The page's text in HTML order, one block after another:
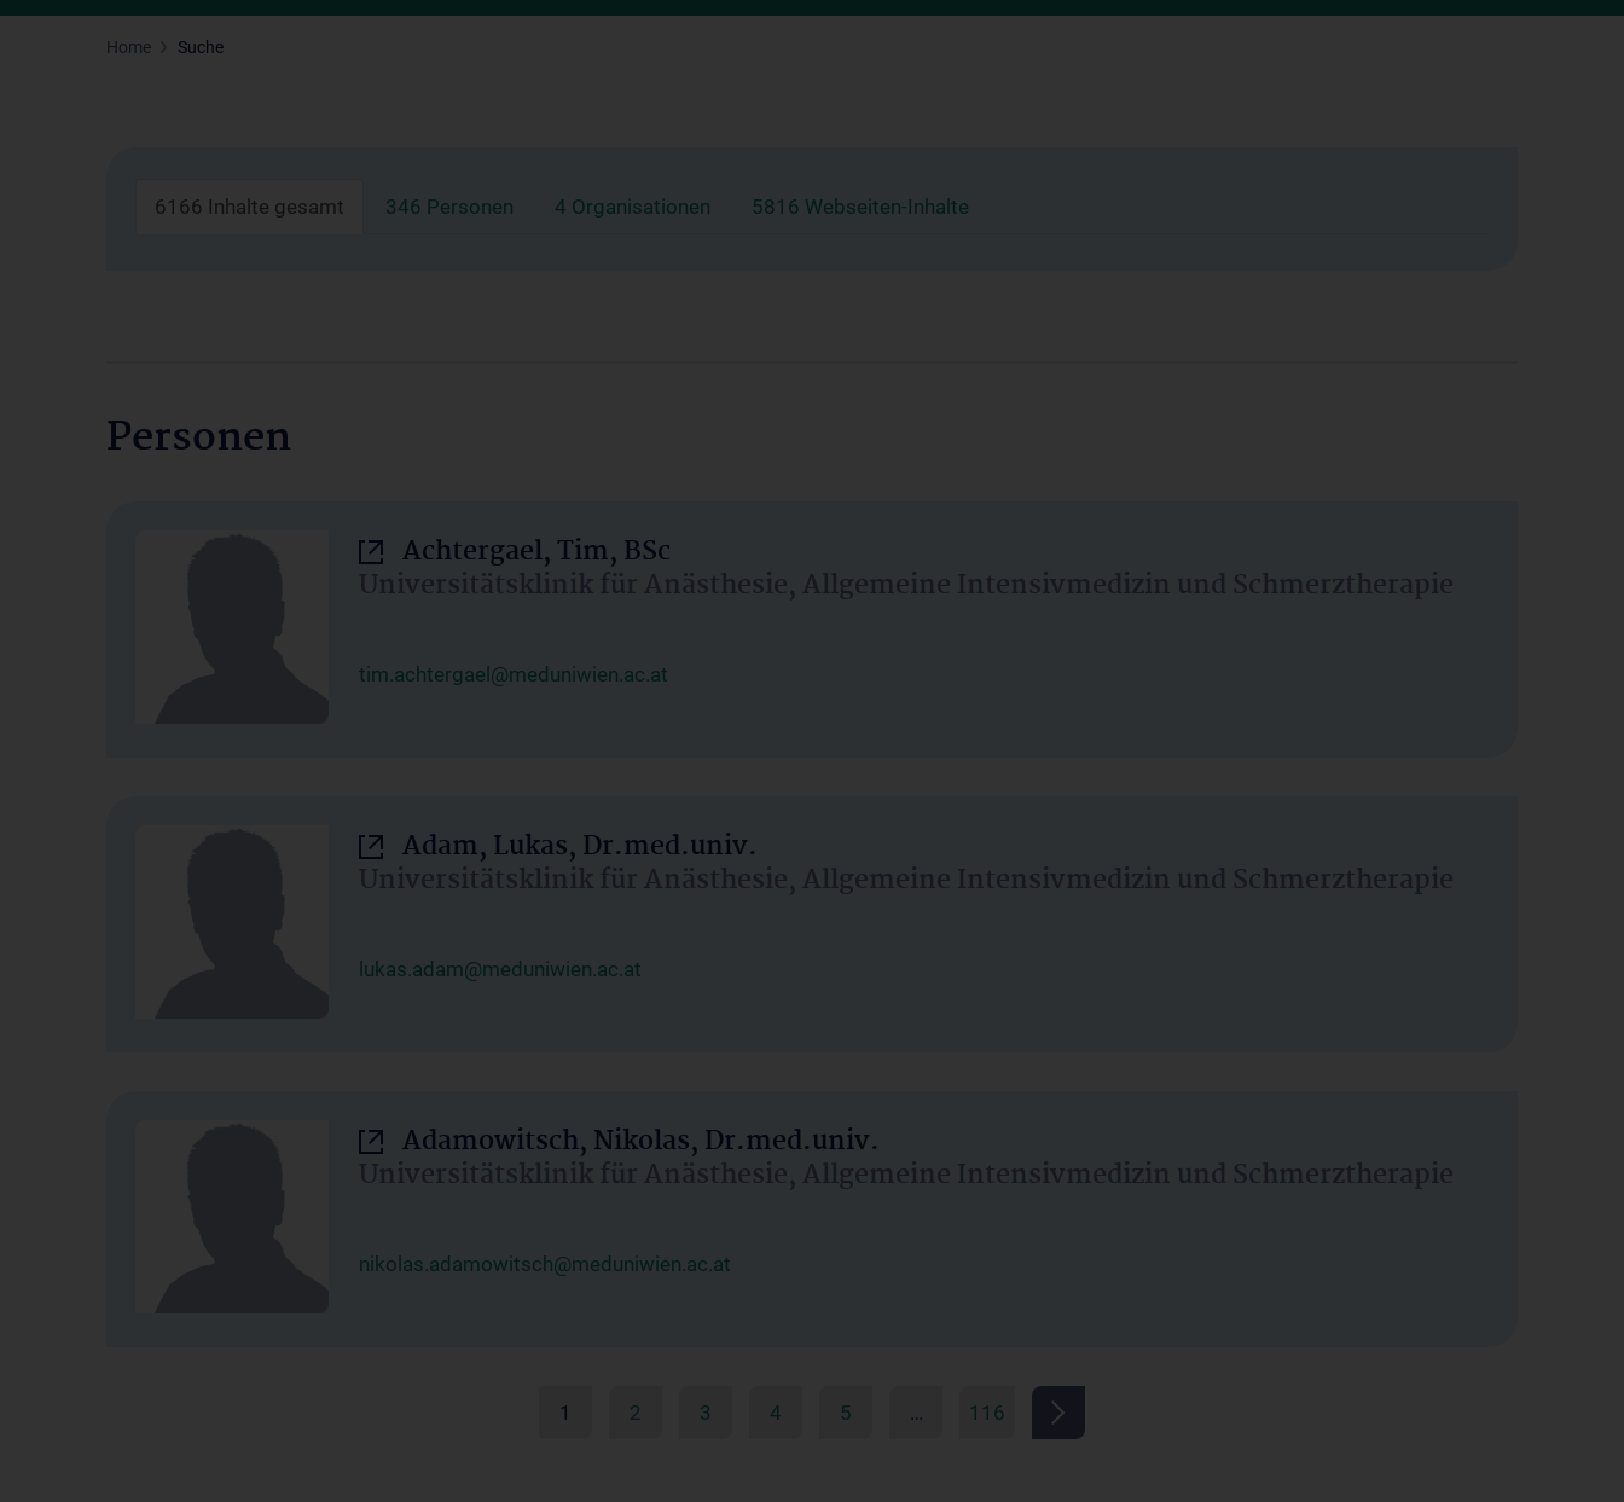
Home Suche
6166 Inhalte gesamt 346 Personen 4 Organisationen 5816 Webseiten-Inhalte
Personen
Achtergael, Tim, BSc
Universitätsklinik für Anästhesie, Allgemeine Intensivmedizin und Schmerztherapie
tim.achtergael@meduniwien.ac.at
Adam, Lukas, Dr.med.univ.
Universitätsklinik für Anästhesie, Allgemeine Intensivmedizin und Schmerztherapie
lukas.adam@meduniwien.ac.at
Adamowitsch, Nikolas, Dr.med.univ.
Universitätsklinik für Anästhesie, Allgemeine Intensivmedizin und Schmerztherapie
nikolas.adamowitsch@meduniwien.ac.at
1 2 3 4 5 … 116